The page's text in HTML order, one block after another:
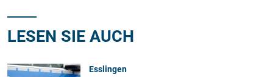
LESEN SIE AUCH
Esslingen